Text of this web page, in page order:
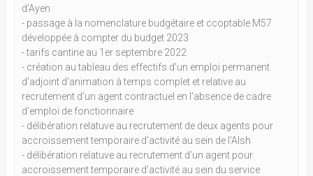
d'Ayen :
- passage à la nomenclature budgétaire et ccoptable M57
développée à compter du budget 2023
- tarifs cantine au 1er septembre 2022
- création au tableau des effectifs d'un emploi permanent
d'adjoint d'animation à temps complet et relative au
recrutement d'un agent contractuel en l'absence de cadre
d'emploi de fonctionnaire
- délibération relatuve au recrutement de deux agents pour
accroissement temporaire d'activité au sein de l'Alsh
- délibération relatuve au recrutement d'un agent pour
accroissement temporaire d'activité au sein du service